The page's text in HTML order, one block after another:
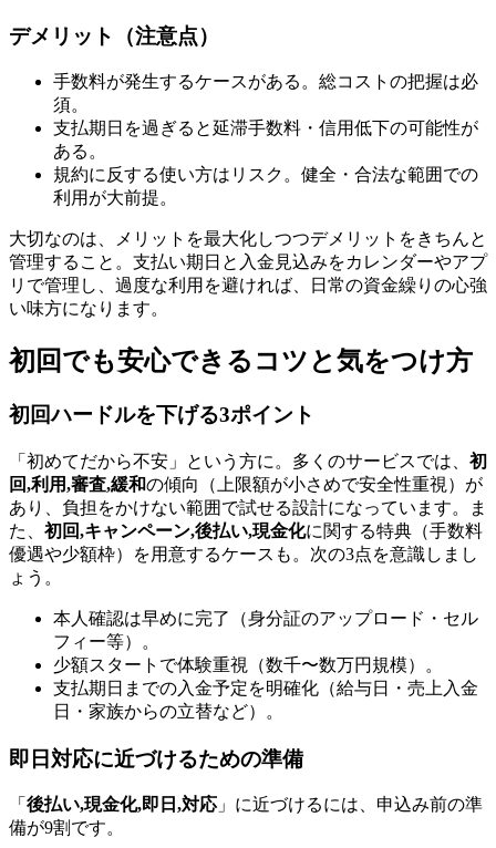
デメリット（注意点）
手数料が発生するケースがある。総コストの把握は必
須。
支払期日を過ぎると延滞手数料・信用低下の可能性が
ある。
規約に反する使い方はリスク。健全・合法な範囲での
利用が大前提。
大切なのは、メリットを最大化しつつデメリットをきちんと
管理すること。支払い期日と入金見込みをカレンダーやアプ
リで管理し、過度な利用を避ければ、日常の資金繰りの心強
い味方になります。
初回でも安心できるコツと気をつけ方
初回ハードルを下げる3ポイント
「初めてだから不安」という方に。多くのサービスでは、 初
回,利用,審査,緩和の傾向（上限額が小さめで安全性重視）が
あり、負担をかけない範囲で試せる設計になっています。ま
た、 初回,キャンペーン,後払い,現金化に関する特典（手数料
優遇や少額枠）を用意するケースも。次の3点を意識しまし
ょう。
本人確認は早めに完了（身分証のアップロード・セル
フィー等）。
少額スタートで体験重視（数千〜数万円規模）。
支払期日までの入金予定を明確化（給与日・売上入金
日・家族からの立替など）。
即日対応に近づけるための準備
「 後払い,現金化,即日,対応 」に近づけるには、申込み前の準
備が9割です。